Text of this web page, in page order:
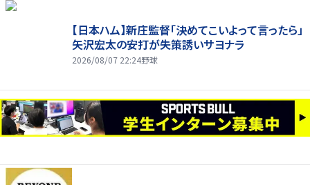
【日本ハム】新庄監督「決めてこいよって言ったら」
矢沢宏太の安打が失策誘いサヨナラ
2026/08/07 22:24野球